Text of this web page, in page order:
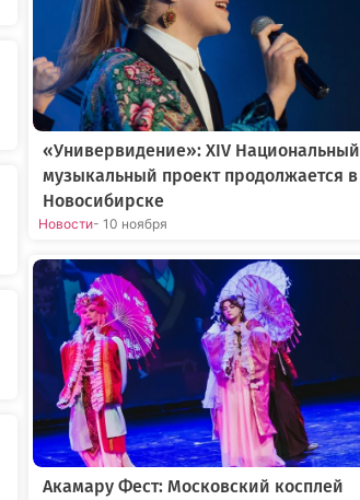
«Универвидение»: XIV Национальный
музыкальный проект продолжается в
Новосибирске
Новости- 10 ноября
Акамару Фест: Московский косплей